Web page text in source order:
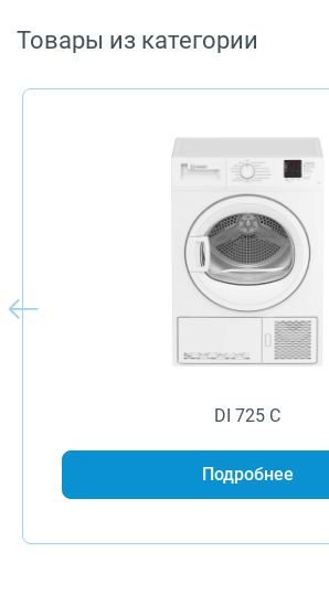
Товары из категории
DI 725 C
Подробнее